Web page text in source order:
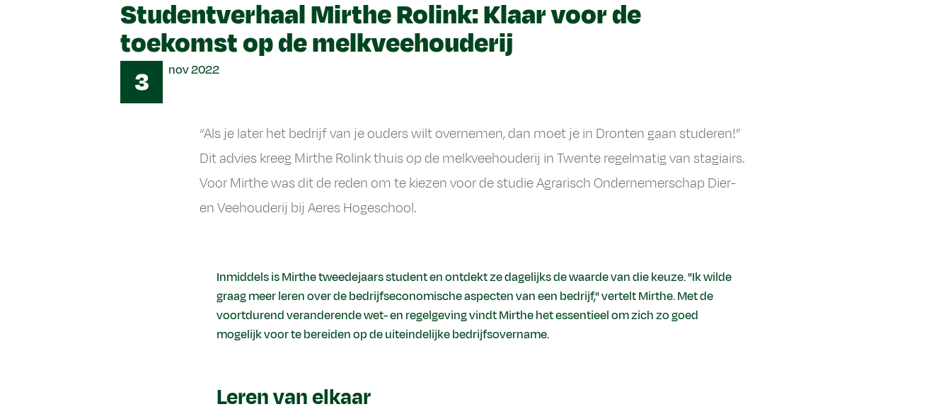
Studentverhaal Mirthe Rolink: Klaar voor de
toekomst op de melkveehouderij
3 nov2022
“Als je later het bedrijf van je ouders wilt overnemen, dan moet je in Dronten gaan studeren!”
Dit advies kreeg Mirthe Rolink thuis op de melkveehouderij in Twente regelmatig van stagiairs.
Voor Mirthe was dit de reden om te kiezen voor de studie Agrarisch Ondernemerschap Dier-
en Veehouderij bij Aeres Hogeschool.
Inmiddels is Mirthe tweedejaars student en ontdekt ze dagelijks de waarde van die keuze. "Ik wilde
graag meer leren over de bedrijfseconomische aspecten van een bedrijf," vertelt Mirthe. Met de
voortdurend veranderende wet- en regelgeving vindt Mirthe het essentieel om zich zo goed
mogelijk voor te bereiden op de uiteindelijke bedrijfsovername.
Leren van elkaar